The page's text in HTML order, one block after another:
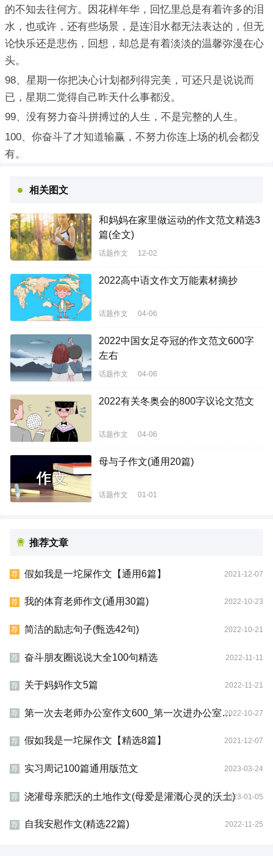
的不知去往何方。因花样年华，回忆里总是有着许多的泪
水，也或许，还有些场景，是连泪水都无法表达的，但无
论快乐还是悲伤，回想，却总是有着淡淡的温馨弥漫在心
头。
98、星期一你把决心计划都列得完美，可还只是说说而
已，星期二觉得自己昨天什么事都没。
99、没有努力奋斗拼搏过的人生，不是完整的人生。
100、你奋斗了才知道输赢，不努力你连上场的机会都没
有。
相关图文
和妈妈在家里做运动的作文范文精选3
篇(全文)
话题作文 12-02
2022高中语文作文万能素材摘抄
话题作文 04-06
2022中国女足夺冠的作文范文600字
左右
话题作文 04-06
2022有关冬奥会的800字议论文范文
话题作文 04-06
母与子作文(通用20篇)
话题作文 01-01
推荐文章
荐 假如我是一坨屎作文【通用6篇】 2021-12-07
荐 我的体育老师作文(通用30篇) 2022-10-23
荐 简洁的励志句子(甄选42句) 2022-10-21
荐 奋斗朋友圈说说大全100句精选 2022-11-11
荐 关于妈妈作文5篇 2022-11-21
荐 第一次去老师办公室作文600_第一次进办公室作文800字
2022-10-27
荐 假如我是一坨屎作文【精选8篇】 2021-12-07
荐 实习周记100篇通用版范文 2023-03-24
荐 浇灌母亲肥沃的土地作文(母爱是灌溉心灵的沃土)2023-01-05
荐 自我安慰作文(精选22篇) 2022-11-25